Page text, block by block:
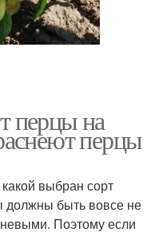
перцы на
перцы
выбран сорт
должны быть вовсе не
Поэтому если